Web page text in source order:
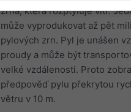
zrna, která rozptyluje vítr.
může vyprodukovat až pět
pylových zrn. Pyl je unášen
proudy a může být
velké vzdálenosti. Proto
předpověď pylu překrytou
větru v 10 m.